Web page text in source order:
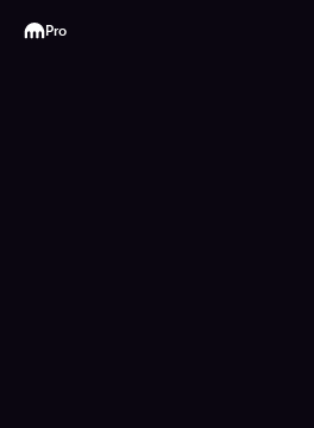
Kraken
Pro